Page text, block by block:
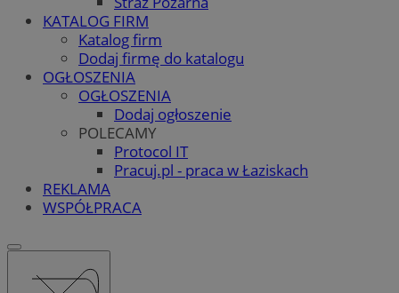
KATALOG FIRM
Katalog firm
Dodaj firmę do katalogu
OGŁOSZENIA
OGŁOSZENIA
Dodaj ogłoszenie
POLECAMY
Protocol IT
Pracuj.pl - praca w Łaziskach
REKLAMA
WSPÓŁPRACA